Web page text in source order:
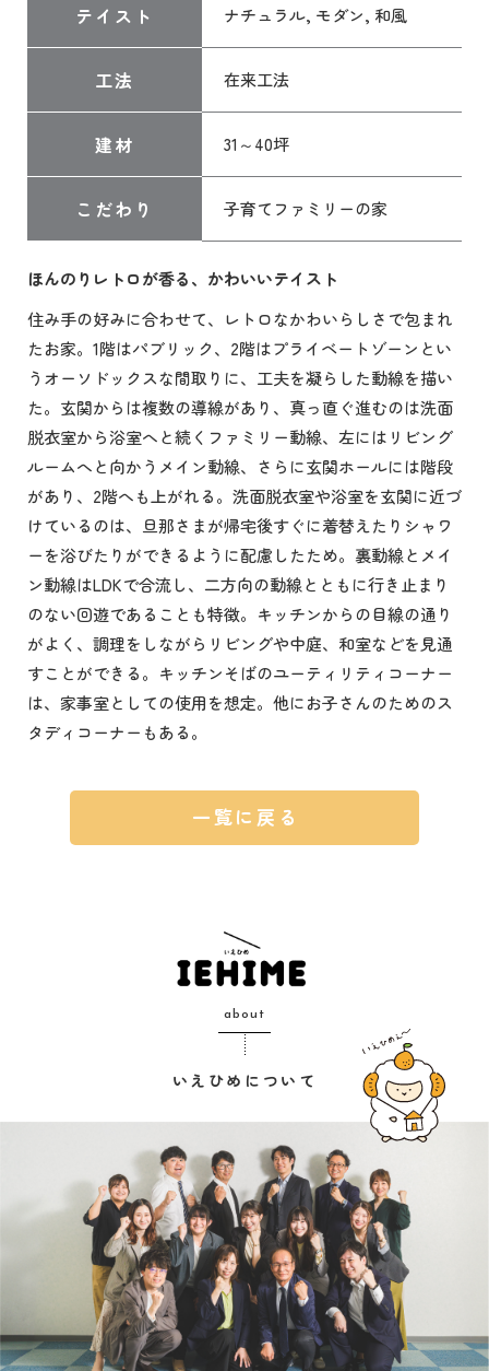
テイスト ナチュラル, モダン, 和風
工法 在来工法
建材 31～40坪
こだわり 子育てファミリーの家
ほんのりレトロが香る、かわいいテイスト
住み手の好みに合わせて、レトロなかわいらしさで包まれ
たお家。1階はパブリック、2階はプライベートゾーンとい
うオーソドックスな間取りに、工夫を凝らした動線を描い
た。玄関からは複数の導線があり、真っ直ぐ進むのは洗面
脱衣室から浴室へと続くファミリー動線、左にはリビング
ルームへと向かうメイン動線、さらに玄関ホールには階段
があり、2階へも上がれる。洗面脱衣室や浴室を玄関に近づ
けているのは、旦那さまが帰宅後すぐに着替えたりシャワ
ーを浴びたりができるように配慮したため。裏動線とメイ
ン動線はLDKで合流し、二方向の動線とともに行き止まり
のない回遊であることも特徴。キッチンからの目線の通り
がよく、調理をしながらリビングや中庭、和室などを見通
すことができる。キッチンそばのユーティリティコーナー
は、家事室としての使用を想定。他にお子さんのためのス
タディコーナーもある。
一覧に戻る
about
いえひめについて